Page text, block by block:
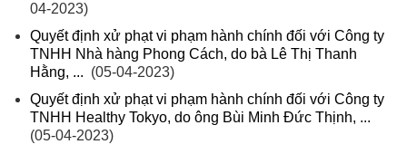
04-2023)
Quyết định xử phạt vi phạm hành chính đối với Công ty
TNHH Nhà hàng Phong Cách, do bà Lê Thị Thanh
Hằng, ... (05-04-2023)
Quyết định xử phạt vi phạm hành chính đối với Công ty
TNHH Healthy Tokyo, do ông Bùi Minh Đức Thịnh, ...
(05-04-2023)